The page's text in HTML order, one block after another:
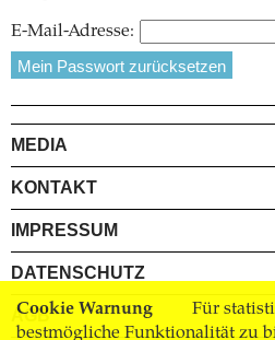
Cookie Warnung
Für
bestmögliche Funktionalität zu
E-Mail-Adresse:
MEDIA
KONTAKT
IMPRESSUM
DATENSCHUTZ
AGB